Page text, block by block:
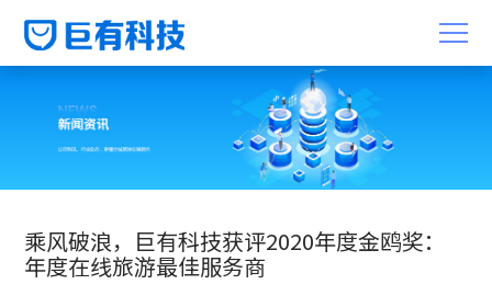
乘风破浪，巨有科技获评2020年度金鸥奖：
年度在线旅游最佳服务商